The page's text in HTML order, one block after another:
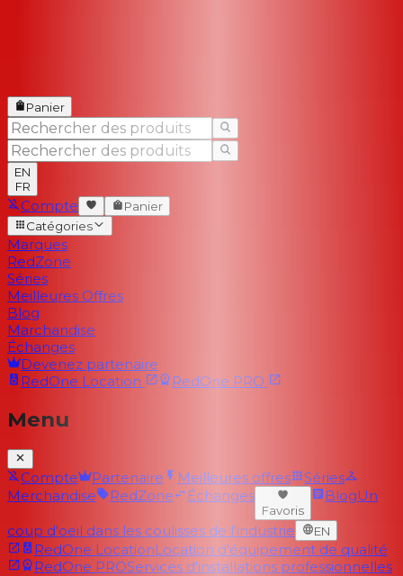
Panier
EN
FR
Compte
Panier
Catégories
Marques
RedZone
Séries
Meilleures Offres
Blog
Marchandise
Échanges
Devenez partenaire
RedOne Location RedOne PRO
Menu
Compte Partenaire Meilleures offres
Séries
Merchandise
RedZone Échanges
Favoris
BlogUn
coup d'oeil dans les coulisses de l'industrie EN
RedOne LocationLocation d'équipement de qualité
RedOne PROServices d'installations professionnelles